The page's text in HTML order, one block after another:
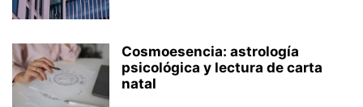
Cosmoesencia: astrología
psicológica y lectura de carta
natal